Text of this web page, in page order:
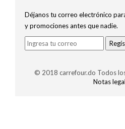
Déjanos tu correo electrónico
y promociones antes que nadie.
© 2018 carrefour.do Todos
Notas